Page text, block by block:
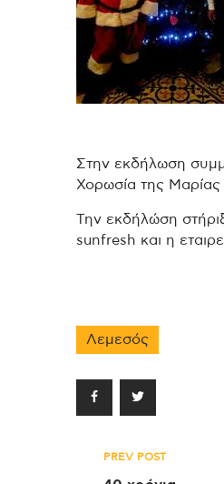
Στην εκδήλωση
Χορωσία της Μαρίας
Την εκδήλώση
sunfresh και η
Λεμεσός
Πλοήγηση
PREV POST